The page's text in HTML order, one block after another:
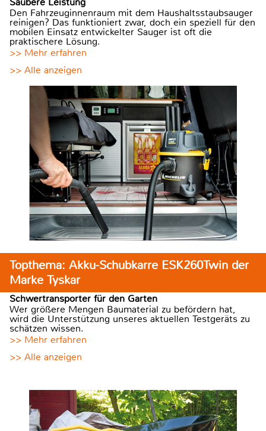
Den Fahrzeuginnenraum mit dem Haushaltsstaubsauger
reinigen? Das funktioniert zwar, doch ein speziell für den
mobilen Einsatz entwickelter Sauger ist oft die
praktischere Lösung.
>> Mehr erfahren
>> Alle anzeigen
Topthema: Akku-Schubkarre ESK260Twin der
Marke Tyskar
Schwertransporter für den Garten
Wer größere Mengen Baumaterial zu befördern hat,
wird die Unterstützung unseres aktuellen Testgeräts zu
schätzen wissen.
>> Mehr erfahren
>> Alle anzeigen